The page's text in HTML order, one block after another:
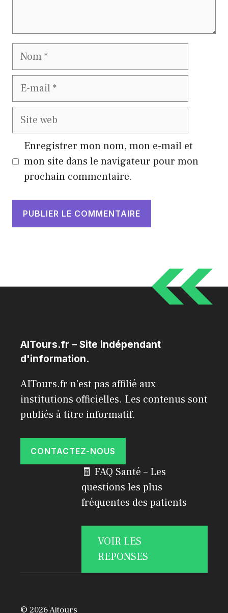
Nom
E-
Site
Enregistrer mon nom, mon e-mail et
mon site dans le navigateur pour mon
prochain commentaire.
AITours.fr – Site indépendant
d'information.
AITours.fr n'est pas affilié aux
institutions officielles. Les contenus sont
publiés à titre informatif.
CONTACTEZ-NOUS
🧾 FAQ Santé – Les
questions les plus
fréquentes des patients
VOIR LES
REPONSES
© 2026 Aitours